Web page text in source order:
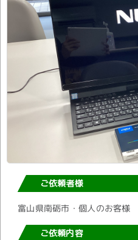
ご依頼者様
富山県南砺市・個人のお客様
ご依頼内容